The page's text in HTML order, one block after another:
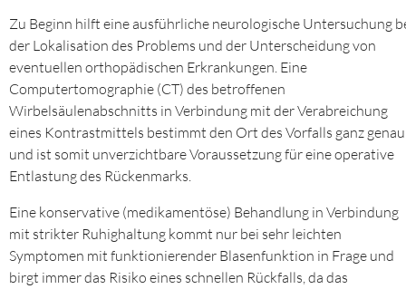
Zu Beginn hilft eine ausführliche neurologische Untersuchung
der Lokalisation des Problems und der Unterscheidung von
eventuellen orthopädischen Erkrankungen. Eine
Computertomographie (CT) des betroffenen
Wirbelsäulenabschnitts in Verbindung mit der Verabreichung
eines Kontrastmittels bestimmt den Ort des Vorfalls ganz genau
und ist somit unverzichtbare Voraussetzung für eine operative
Entlastung des Rückenmarks.
Eine konservative (medikamentöse) Behandlung in Verbindung
mit strikter Ruhighaltung kommt nur bei sehr leichten
Symptomen mit funktionierender Blasenfunktion in Frage und
birgt immer das Risiko eines schnellen Rückfalls, da das